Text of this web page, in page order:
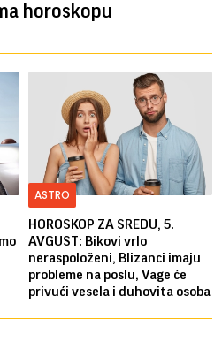
horoskopu
ASTRO
HOROSKOP ZA SREDU, 5.
AVGUST: Bikovi vrlo
neraspoloženi, Blizanci imaju
probleme na poslu, Vage će
privući vesela i duhovita osoba